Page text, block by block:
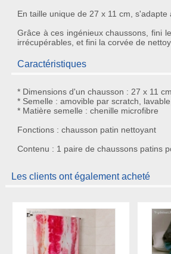
En taille unique de 27 x 11 cm, s'adapte
Grâce à ces ingénieux chaussons, fini
irrécupérables, et fini la corvée de
Caractéristiques
* Dimensions d'un chausson : 27 x 11 cm
* Semelle : amovible par scratch,
* Matière semelle : chenille microfibre
Fonctions : chausson patin nettoyant
Contenu : 1 paire de chaussons patins
Les clients ont également acheté